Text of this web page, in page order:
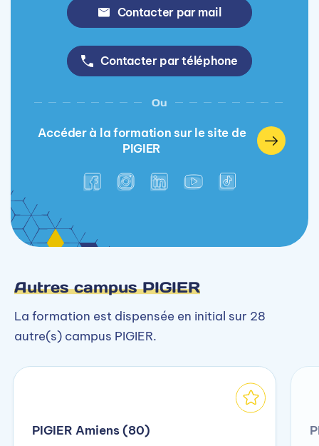
Contacter par mail
Contacter par téléphone
Ou
Accéder à la formation sur le site de
PIGIER
Autres campus PIGIER
La formation est dispensée en initial sur 28
autre(s) campus PIGIER.
PIGIER Amiens (80)